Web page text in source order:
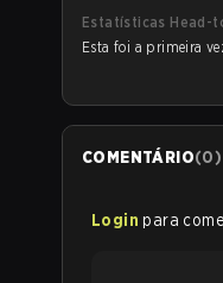
Estatísticas Head-
Esta foi a primeira
COMENTÁRIO(0)
Login para